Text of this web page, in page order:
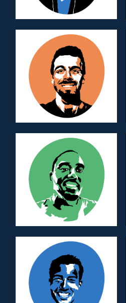
Florian NOUVEL
Membre d’Honneur
Team Public Relation
Philippe GAJEVIC
SAYEGH
Membre d’Honneur
Team Program
Georges TISSOT
Membre d’Honneur
Team Program